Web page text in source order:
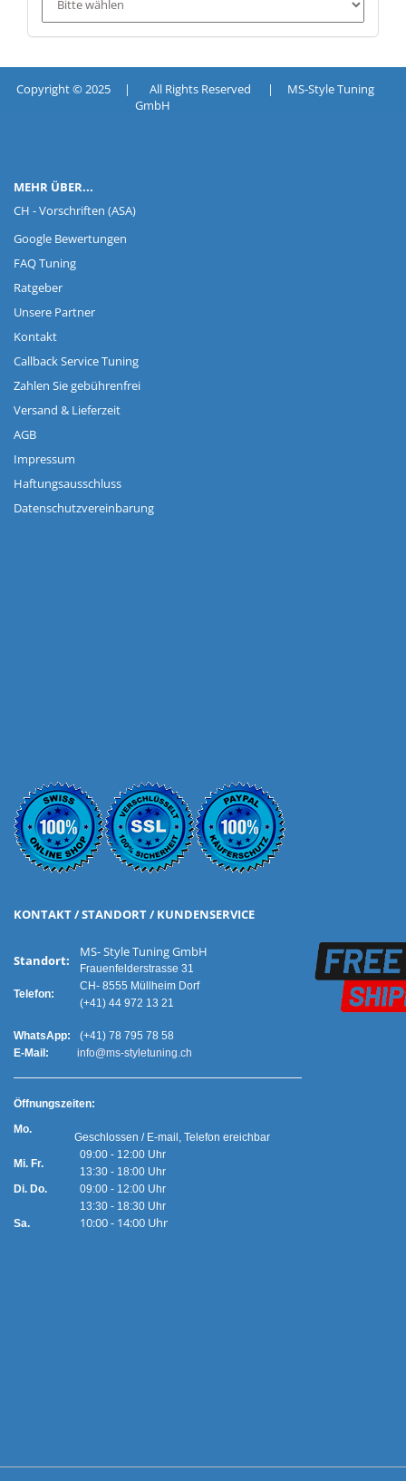
Copyright © 2025 | All Rights Reserved | MS-Style Tuning
GmbH
MEHR ÜBER...
CH - Vorschriften (ASA)
Google Bewertungen
FAQ Tuning
Ratgeber
Unsere Partner
Kontakt
Callback Service Tuning
Zahlen Sie gebührenfrei
Versand & Lieferzeit
AGB
Impressum
Haftungsausschluss
Datenschutzvereinbarung
KONTAKT / STANDORT / KUNDENSERVICE
Standort:
Telefon:
MS- Style Tuning GmbH
Frauenfelderstrasse 31
CH- 8555 Müllheim Dorf
(+41) 44 972 13 21
WhatsApp:
(+41) 78 795 78 58
E-Mail:
info@ms-styletuning.ch
Öffnungszeiten:
Mo.
Mi. Fr.
Geschlossen / E-mail, Telefon ereichbar
09:00 - 12:00 Uhr
13:30 - 18:00 Uhr
Di. Do.
Sa.
09:00 - 12:00 Uhr
13:30 - 18:30 Uhr
10:00 - 14:00 Uhr